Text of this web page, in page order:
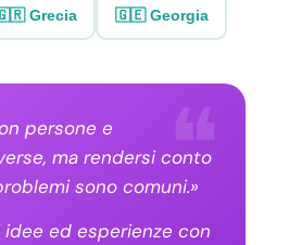
Grecia 🇬🇪 Georgia
persone e
ma rendersi conto
sono comuni.»
idee ed esperienze con